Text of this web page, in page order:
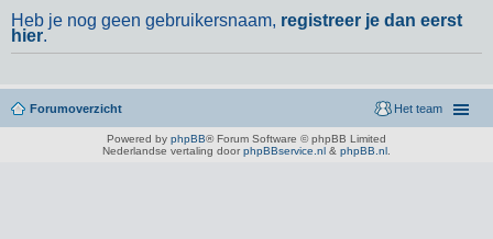
Heb je nog geen gebruikersnaam, registreer je dan eerst
hier.
Forumoverzicht Het team
Powered by phpBB® Forum Software © phpBB Limited
Nederlandse vertaling door phpBBservice.nl & phpBB.nl